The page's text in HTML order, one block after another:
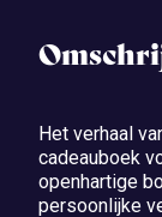
Het verhaal
cadeauboek
openhartige
persoonlijke